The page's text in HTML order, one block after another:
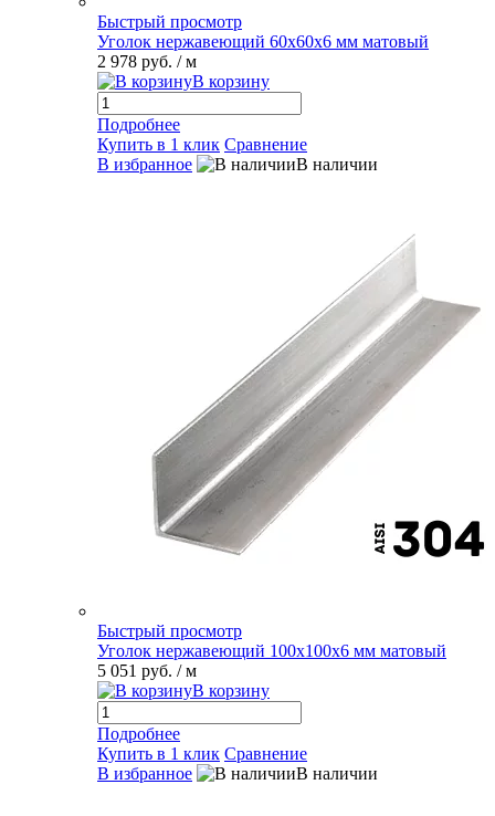
Быстрый просмотр
Уголок нержавеющий 60х60х6 мм матовый
2 978 руб. / м
В корзину
Подробнее
Купить в 1 клик Сравнение
В избранное
В наличии
Быстрый просмотр
Уголок нержавеющий 100х100х6 мм матовый
5 051 руб. / м
В корзину
Подробнее
Купить в 1 клик Сравнение
В избранное
В наличии